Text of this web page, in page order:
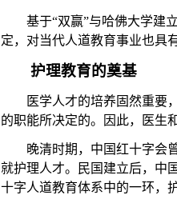
基于“双赢”与哈佛大学建
定，对当代人道教育事业也具
护理教育的奠基
医学人才的培养固然重要
的职能所决定的。因此，医生
晚清时期，中国红十字会
就护理人才。民国建立后，中
十字人道教育体系中的一环，